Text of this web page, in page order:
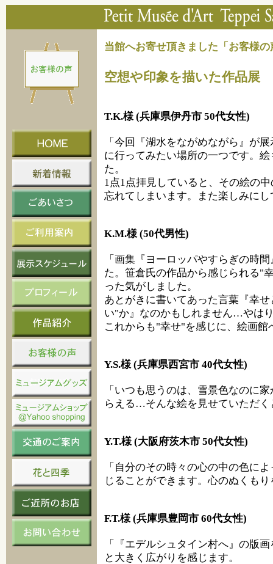
当館へお寄せ頂きました「お客様の
空想や印象を描いた作品展
T.K.様 (兵庫県伊丹市 50代女性)
「今回『湖水をながめながら』が
に行ってみたい場所の一つです。
た。
1点1点拝見していると、その絵の
忘れてしまいます。また楽しみに
K.M.様 (50代男性)
「画集『ヨーロッパやすらぎの時
た。笹倉氏の作品から感じられる"
った気がしました。
あとがきに書いてあった言葉『幸
い"か』なのかもしれません…やは
これからも"幸せ"を感じに、絵画館
Y.S.様 (兵庫県西宮市 40代女性)
「いつも思うのは、雪景色なのに
らえる…そんな絵を見せていただ
Y.T.様 (大阪府茨木市 50代女性)
「自分のその時々の心の中の色に
じることができます。心のぬくも
F.T.様 (兵庫県豊岡市 60代女性)
「『エデルシュタイン村へ』の版
と大きく広がりを感じます。